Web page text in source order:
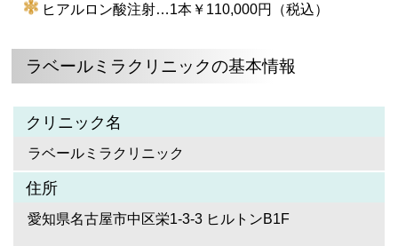
ヒアルロン酸注射…1本￥110,000円（税込）
ラベールミラクリニックの基本情報
クリニック名
ラベールミラクリニック
住所
愛知県名古屋市中区栄1-3-3 ヒルトンB1F